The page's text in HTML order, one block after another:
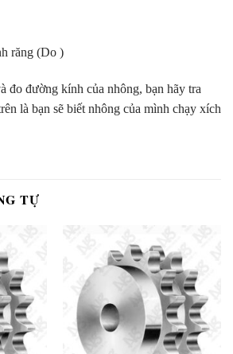
răng (Do )
đo đường kính của nhông, bạn hãy tra
là bạn sẽ biết nhông của mình chạy xích
TỰ